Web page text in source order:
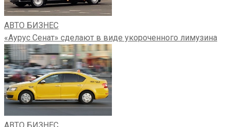
АВТО БИЗНЕС
«Аурус Сенат» сделают в виде укороченного лимузина